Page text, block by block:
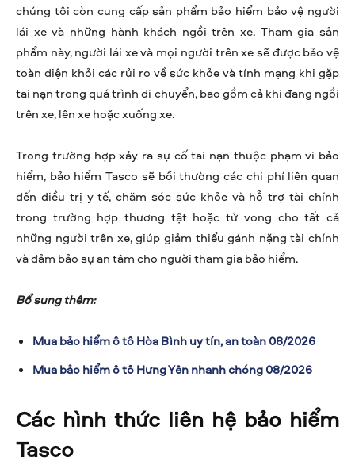
chúng tôi còn cung cấp sản phẩm bảo hiểm bảo vệ người
lái xe và những hành khách ngồi trên xe. Tham gia sản
phẩm này, người lái xe và mọi người trên xe sẽ được bảo vệ
toàn diện khỏi các rủi ro về sức khỏe và tính mạng khi gặp
tai nạn trong quá trình di chuyển, bao gồm cả khi đang ngồi
trên xe, lên xe hoặc xuống xe.
Trong trường hợp xảy ra sự cố tai nạn thuộc phạm vi bảo
hiểm, bảo hiểm Tasco sẽ bồi thường các chi phí liên quan
đến điều trị y tế, chăm sóc sức khỏe và hỗ trợ tài chính
trong trường hợp thương tật hoặc tử vong cho tất cả
những người trên xe, giúp giảm thiểu gánh nặng tài chính
và đảm bảo sự an tâm cho người tham gia bảo hiểm.
Bổ sung thêm:
Mua bảo hiểm ô tô Hòa Bình uy tín, an toàn 08/2026
Mua bảo hiểm ô tô Hưng Yên nhanh chóng 08/2026
Các hình thức liên hệ bảo hiểm
Tasco